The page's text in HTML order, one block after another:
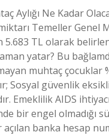
Aylığı Ne Kadar
Temeller Genel
5.683 TL olarak
yatar? Bu
muhtaç çocuklar
Sosyal güvenlik
Emeklilik AIDS
bir engel olmadığı
açılan banka hesap